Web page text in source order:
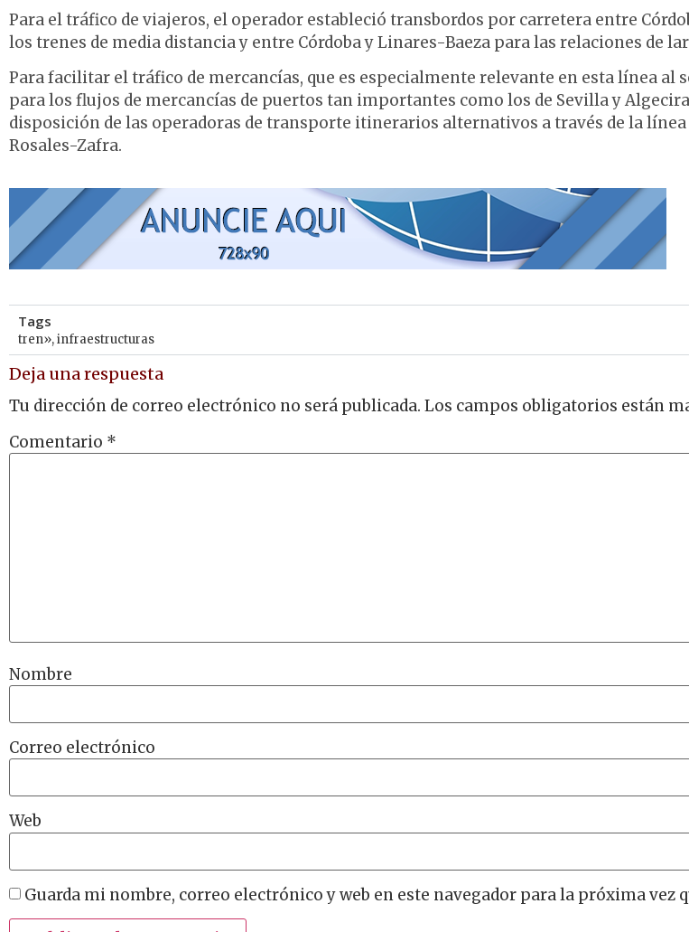
Para el tráfico de viajeros, el operador estableció transbordos por carretera entre
los trenes de media distancia y entre Córdoba y Linares-Baeza para las relaciones de
Para facilitar el tráfico de mercancías, que es especialmente relevante en esta línea al
para los flujos de mercancías de puertos tan importantes como los de Sevilla y
disposición de las operadoras de transporte itinerarios alternativos a través de la
Rosales-Zafra.
Tags
tren»,infraestructuras
Deja una respuesta
Tu dirección de correo electrónico no será publicada. Los campos obligatorios están
Comentario *
Nombre
Correo electrónico
Web
Guarda mi nombre, correo electrónico y web en este navegador para la próxima vez